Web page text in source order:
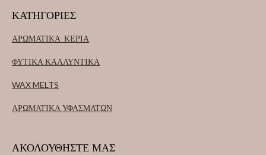
ΚΑΤΗΓΟΡΙΕΣ
ΑΡΩΜΑΤΙΚΑ ΚΕΡΙΑ
ΦΥΤΙΚΑ ΚΑΛΛΥΝΤΙΚΑ
WAX MELTS
ΑΡΩΜΑΤΙΚΑ ΥΦΑΣΜΑΤΩΝ
ΑΚΟΛΟΥΘΗΣΤΕ ΜΑΣ